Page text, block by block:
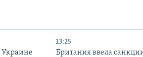
13:25
Британия ввела